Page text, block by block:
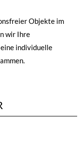
Objekte im
wir Ihre
individuelle